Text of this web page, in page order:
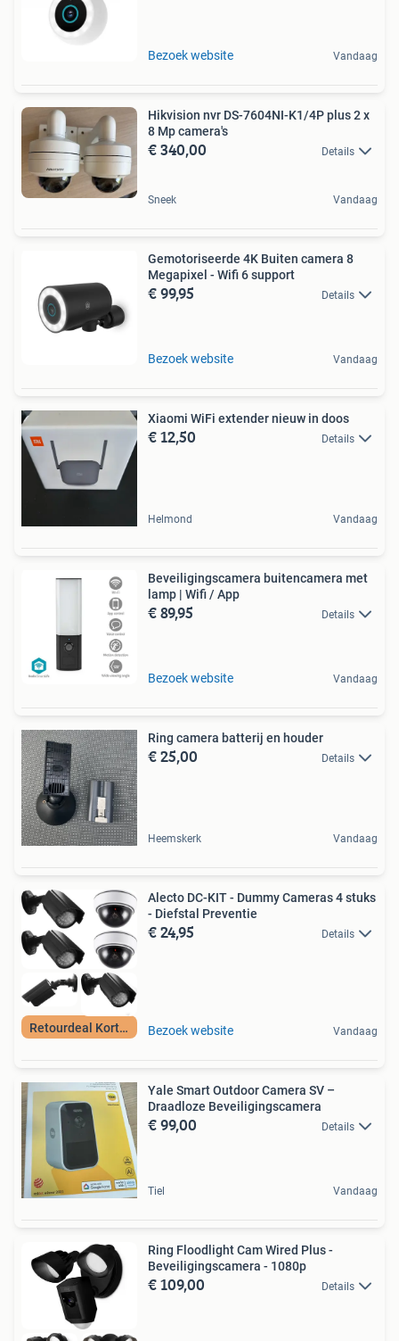
Bezoek website Vandaag
Hikvision nvr DS-7604NI-K1/4P plus 2 x
8 Mp camera's
€ 340,00 Details
Sneek Vandaag
Gemotoriseerde 4K Buiten camera 8
Megapixel - Wifi 6 support
€ 99,95 Details
Bezoek website Vandaag
Xiaomi WiFi extender nieuw in doos
€ 12,50 Details
Helmond Vandaag
Beveiligingscamera buitencamera met
lamp | Wifi / App
€ 89,95 Details
Bezoek website Vandaag
Ring camera batterij en houder
€ 25,00 Details
Heemskerk Vandaag
Retourdeal Korting
Alecto DC-KIT - Dummy Cameras 4 stuks
- Diefstal Preventie
€ 24,95 Details
Bezoek website Vandaag
Yale Smart Outdoor Camera SV –
Draadloze Beveiligingscamera
€ 99,00 Details
Tiel Vandaag
Ring Floodlight Cam Wired Plus -
Beveiligingscamera - 1080p
€ 109,00 Details